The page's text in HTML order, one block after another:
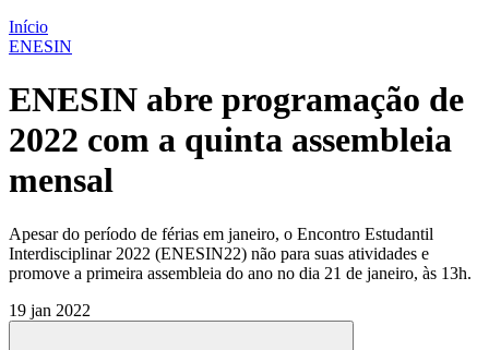
Início
ENESIN
ENESIN abre programação de
2022 com a quinta assembleia
mensal
Apesar do período de férias em janeiro, o Encontro Estudantil
Interdisciplinar 2022 (ENESIN22) não para suas atividades e
promove a primeira assembleia do ano no dia 21 de janeiro, às 13h.
19 jan 2022